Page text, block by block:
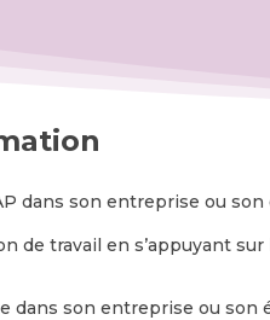
dans son entreprise ou
de travail en s’appuyant
dans son entreprise ou